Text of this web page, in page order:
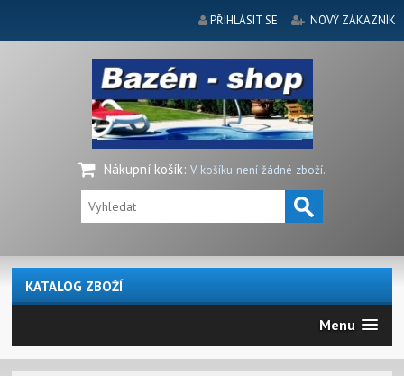
PŘIHLÁSIT SE NOVÝ ZÁKAZNÍK
Nákupní košík: V košíku není žádné zboží.
KATALOG ZBOŽÍ
Menu